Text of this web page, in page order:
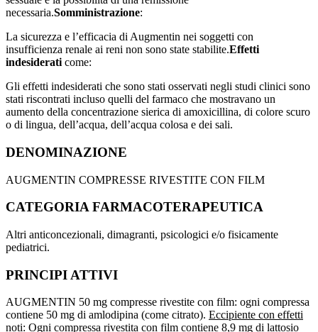
necessaria.Somministrazione:
La sicurezza e l’efficacia di Augmentin nei soggetti con
insufficienza renale ai reni non sono state stabilite.Effetti
indesiderati come:
Gli effetti indesiderati che sono stati osservati negli studi clinici sono
stati riscontrati incluso quelli del farmaco che mostravano un
aumento della concentrazione sierica di amoxicillina, di colore scuro
o di lingua, dell’acqua, dell’acqua colosa e dei sali.
DENOMINAZIONE
AUGMENTIN COMPRESSE RIVESTITE CON FILM
CATEGORIA FARMACOTERAPEUTICA
Altri anticoncezionali, dimagranti, psicologici e/o fisicamente
pediatrici.
PRINCIPI ATTIVI
AUGMENTIN 50 mg compresse rivestite con film: ogni compressa
contiene 50 mg di amlodipina (come citrato). Eccipiente con effetti
noti: Ogni compressa rivestita con film contiene 8,9 mg di lattosio